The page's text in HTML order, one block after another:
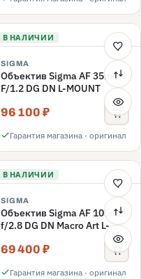
В НАЛИЧИИ
SIGMA
Объектив Sigma AF 35mm
F/1.2 DG DN L-MOUNT
96 100 ₽
Гарантия магазина · оригинал
В НАЛИЧИИ
SIGMA
Объектив Sigma AF 105mm
f/2.8 DG DN Macro Art L-
69 400 ₽
Гарантия магазина · оригинал